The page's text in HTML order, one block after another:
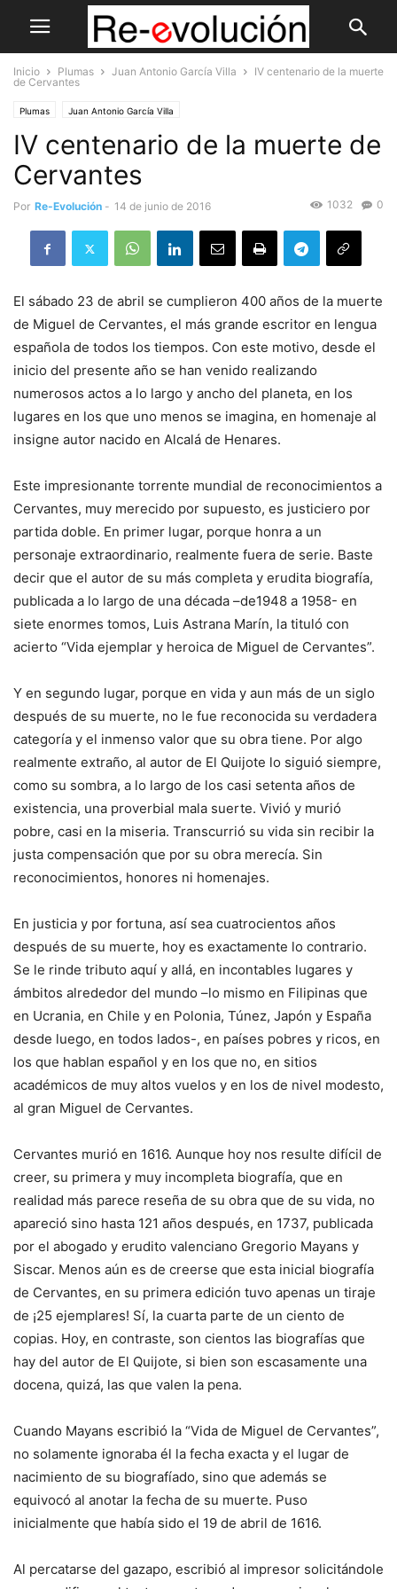
Inicio Plumas Juan Antonio García Villa
IV centenario de la muerte
de Cervantes
Plumas Juan Antonio García Villa
IV centenario de la muerte de
Cervantes
Por Re-Evolución - 14 de junio de 2016 0
1032
El sábado 23 de abril se cumplieron 400 años de la muerte
de Miguel de Cervantes, el más grande escritor en lengua
española de todos los tiempos. Con este motivo, desde el
inicio del presente año se han venido realizando
numerosos actos a lo largo y ancho del planeta, en los
lugares en los que uno menos se imagina, en homenaje al
insigne autor nacido en Alcalá de Henares.
Este impresionante torrente mundial de reconocimientos a
Cervantes, muy merecido por supuesto, es justiciero por
partida doble. En primer lugar, porque honra a un
personaje extraordinario, realmente fuera de serie. Baste
decir que el autor de su más completa y erudita biografía,
publicada a lo largo de una década –de1948 a 1958- en
siete enormes tomos, Luis Astrana Marín, la tituló con
acierto “Vida ejemplar y heroica de Miguel de Cervantes”.
Y en segundo lugar, porque en vida y aun más de un siglo
después de su muerte, no le fue reconocida su verdadera
categoría y el inmenso valor que su obra tiene. Por algo
realmente extraño, al autor de El Quijote lo siguió siempre,
como su sombra, a lo largo de los casi setenta años de
existencia, una proverbial mala suerte. Vivió y murió
pobre, casi en la miseria. Transcurrió su vida sin recibir la
justa compensación que por su obra merecía. Sin
reconocimientos, honores ni homenajes.
En justicia y por fortuna, así sea cuatrocientos años
después de su muerte, hoy es exactamente lo contrario.
Se le rinde tributo aquí y allá, en incontables lugares y
ámbitos alrededor del mundo –lo mismo en Filipinas que
en Ucrania, en Chile y en Polonia, Túnez, Japón y España
desde luego, en todos lados-, en países pobres y ricos, en
los que hablan español y en los que no, en sitios
académicos de muy altos vuelos y en los de nivel modesto,
al gran Miguel de Cervantes.
Cervantes murió en 1616. Aunque hoy nos resulte difícil de
creer, su primera y muy incompleta biografía, que en
realidad más parece reseña de su obra que de su vida, no
apareció sino hasta 121 años después, en 1737, publicada
por el abogado y erudito valenciano Gregorio Mayans y
Siscar. Menos aún es de creerse que esta inicial biografía
de Cervantes, en su primera edición tuvo apenas un tiraje
de ¡25 ejemplares! Sí, la cuarta parte de un ciento de
copias. Hoy, en contraste, son cientos las biografías que
hay del autor de El Quijote, si bien son escasamente una
docena, quizá, las que valen la pena.
Cuando Mayans escribió la “Vida de Miguel de Cervantes”,
no solamente ignoraba él la fecha exacta y el lugar de
nacimiento de su biografíado, sino que además se
equivocó al anotar la fecha de su muerte. Puso
inicialmente que había sido el 19 de abril de 1616.
Al percatarse del gazapo, escribió al impresor solicitándole